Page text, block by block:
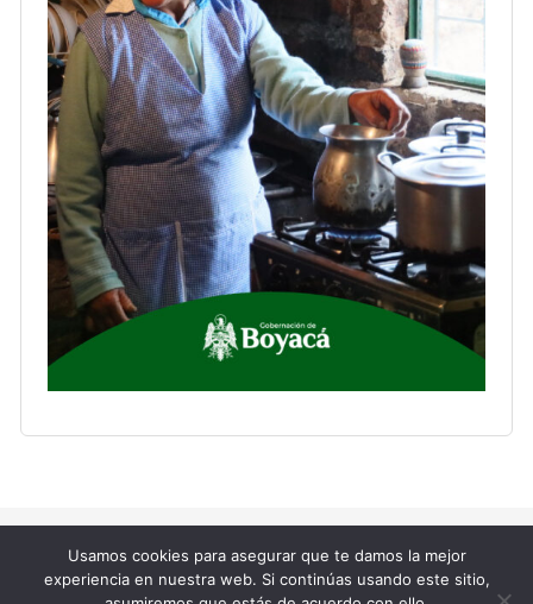
Copyright © 2023 La Supersona.
Usamos cookies para asegurar que te damos la mejor
experiencia en nuestra web. Si continúas usando este sitio,